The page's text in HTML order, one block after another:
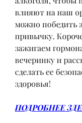
влияют на наш
можно победить
привычку.
зажигаем
вечеринку и
сделать ее
здоровья!
ПОДРОБНЕЕ